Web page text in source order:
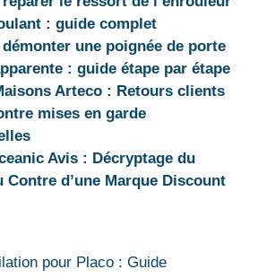
: guide complet
une poignée de porte
: guide étape par étape
Arteco : Retours clients
mises en garde
Avis : Décryptage du
Contre d’une Marque Discount
pour Placo : Guide